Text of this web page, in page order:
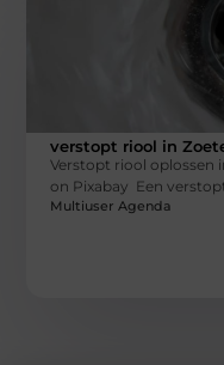
verstopt riool in
Verstopt riool
on Pixabay ‍ Een
Multiuser Agenda